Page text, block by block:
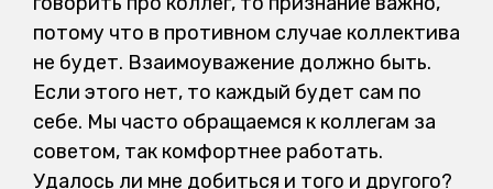
потому что в противном случае коллектива
не будет. Взаимоуважение должно быть.
Если этого нет, то каждый будет сам по
себе. Мы часто обращаемся к коллегам за
советом, так комфортнее работать.
Удалось ли мне добиться и того и другого?